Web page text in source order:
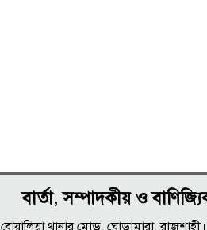
বার্তা, সম্পাদকীয় ও